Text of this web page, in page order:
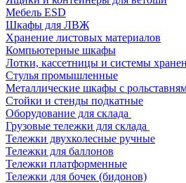
Мебель ESD
Шкафы для ЛВЖ
Хранение листовых материалов
Компьютерные шкафы
Лотки, кассетницы и системы
Стулья промышленные
Металлические шкафы с
Стойки и стенды подкатные
Оборудование для склада
Грузовые тележки для склада
Тележки двухколесные ручные
Тележки для баллонов
Тележки платформенные
Тележки для бочек (бидонов)